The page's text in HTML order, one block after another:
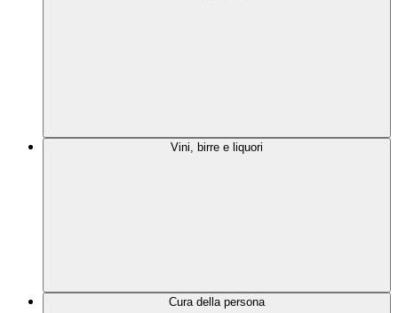
Vini, birre e liquori
Cura della persona